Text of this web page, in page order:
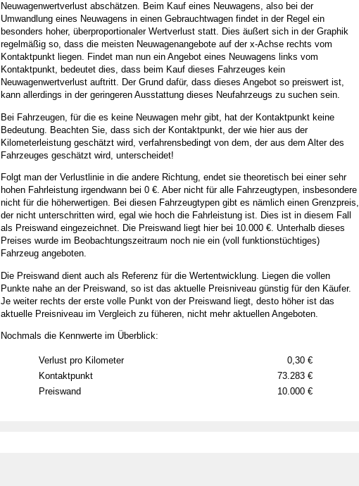
Neuwagenwertverlust abschätzen. Beim Kauf eines Neuwagens, also bei der
Umwandlung eines Neuwagens in einen Gebrauchtwagen findet in der Regel ein
besonders hoher, überproportionaler Wertverlust statt. Dies äußert sich in der Graphik
regelmäßig so, dass die meisten Neuwagenangebote auf der x-Achse rechts vom
Kontaktpunkt liegen. Findet man nun ein Angebot eines Neuwagens links vom
Kontaktpunkt, bedeutet dies, dass beim Kauf dieses Fahrzeuges kein
Neuwagenwertverlust auftritt. Der Grund dafür, dass dieses Angebot so preiswert ist,
kann allerdings in der geringeren Ausstattung dieses Neufahrzeugs zu suchen sein.
Bei Fahrzeugen, für die es keine Neuwagen mehr gibt, hat der Kontaktpunkt keine
Bedeutung. Beachten Sie, dass sich der Kontaktpunkt, der wie hier aus der
Kilometerleistung geschätzt wird, verfahrensbedingt von dem, der aus dem Alter des
Fahrzeuges geschätzt wird, unterscheidet!
Folgt man der Verlustlinie in die andere Richtung, endet sie theoretisch bei einer sehr
hohen Fahrleistung irgendwann bei 0 €. Aber nicht für alle Fahrzeugtypen, insbesondere
nicht für die höherwertigen. Bei diesen Fahrzeugtypen gibt es nämlich einen Grenzpreis,
der nicht unterschritten wird, egal wie hoch die Fahrleistung ist. Dies ist in diesem Fall
als Preiswand eingezeichnet. Die Preiswand liegt hier bei 10.000 €. Unterhalb dieses
Preises wurde im Beobachtungszeitraum noch nie ein (voll funktionstüchtiges)
Fahrzeug angeboten.
Die Preiswand dient auch als Referenz für die Wertentwicklung. Liegen die vollen
Punkte nahe an der Preiswand, so ist das aktuelle Preisniveau günstig für den Käufer.
Je weiter rechts der erste volle Punkt von der Preiswand liegt, desto höher ist das
aktuelle Preisniveau im Vergleich zu füheren, nicht mehr aktuellen Angeboten.
Nochmals die Kennwerte im Überblick:
Verlust pro Kilometer
0,30 €
Kontaktpunkt
73.283 €
Preiswand
10.000 €